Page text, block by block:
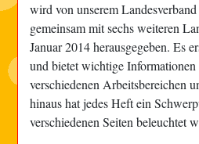
wird von unserem
gemeinsam mit sechs weiteren
Januar 2014 herausgegeben. Es
und bietet wichtige
verschiedenen Arbeitsbereichen
hinaus hat jedes Heft ein
verschiedenen Seiten beleuchtet